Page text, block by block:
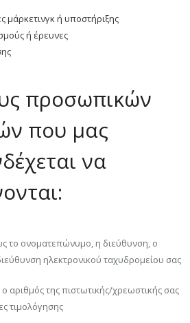
μάρκετινγκ ή υποστήριξης
ή έρευνες
προσωπικών
που μας
να
το ονοματεπώνυμο, η διεύθυνση, ο
ηλεκτρονικού ταχυδρομείου σας
αριθμός της πιστωτικής/χρεωστικής σας
τιμολόγησης